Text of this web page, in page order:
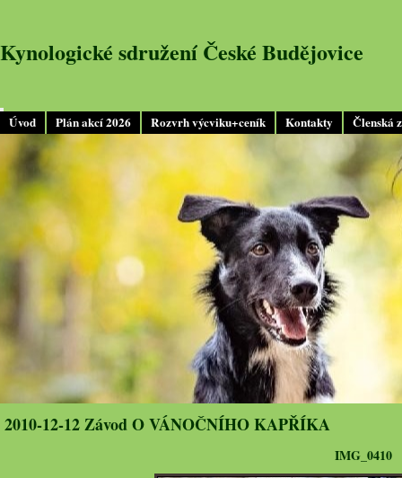
Úvod Plán akcí 2026 Rozvrh výcviku+ceník Kontakty Členská
Kynologické sdružení České Budějovice
2010-12-12 Závod O VÁNOČNÍHO KAPŘÍKA
IMG_0410